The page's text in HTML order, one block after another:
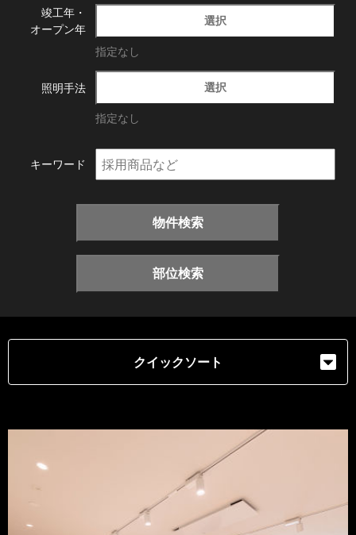
竣工年・
オープン年
選択
指定なし
照明手法 選択
指定なし
キーワード
物件検索
部位検索
クイックソート